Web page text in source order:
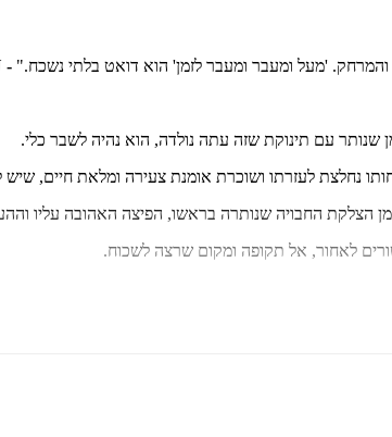
'מעל ומעבר ומעבר לזמן' הוא דואט בלתי נשכח." - U – ספרות שנוגעת
שנותר עם תינוקת שזה עתה נולדה, הוא נהיה לשבר כלי.
נחלצת לעזרתו ושוכרת אומנת צעירה ומלאת חיים,
הצלקת החבויה שנותרה בראשו, הפיצה האהובה עליו
לאחור, אל תקופה ומקום שרצה לשכוח.